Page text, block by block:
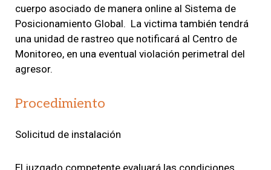
cuerpo asociado de manera online al Sistema de
Posicionamiento Global. La victima también tendrá
una unidad de rastreo que notificará al Centro de
Monitoreo, en una eventual violación perimetral del
agresor.
Procedimiento
Solicitud de instalación
El juzgado competente evaluará las condiciones